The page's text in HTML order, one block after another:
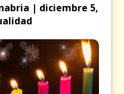
| diciembre 5,